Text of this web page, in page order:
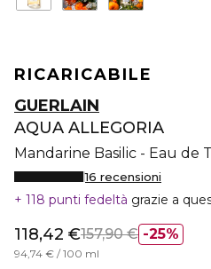
RICARICABILE
GUERLAIN
AQUA ALLEGORIA
Mandarine Basilic - Eau de
16 recensioni
118 punti fedeltà grazie a
25%
118,42 €157,90 €
94,74 € / 100 ml